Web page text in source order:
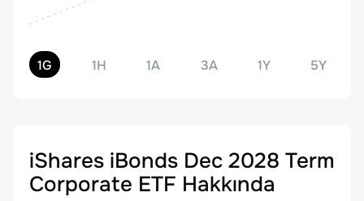
1G 1H 1A 3A 1Y 5Y
iShares iBonds Dec 2028 Term
Corporate ETF Hakkında